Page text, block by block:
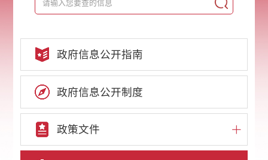
政府信息公开指南
政府信息公开制度
政策文件